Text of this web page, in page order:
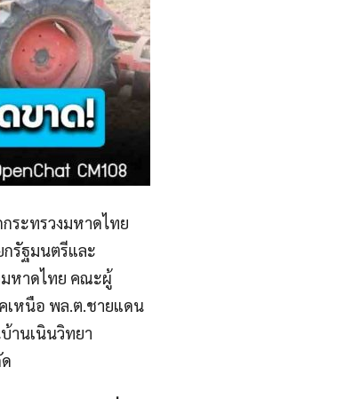
ระทรวงมหาดไทย
กรัฐมนตรีและ
หาดไทย คณะผู้
เหนือ พล.ต.ชายแดน
านเนินวิทยา